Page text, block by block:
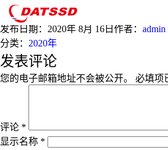
8月
发布日期： 2020年 8月 16日 作者： admin
分类： 2020年
发表评论
您的电子邮箱地址不会被公开。 必填项
评论 *
显示名称 *